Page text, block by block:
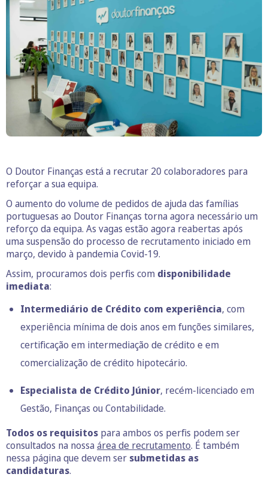
O Doutor Finanças está a recrutar 20 colaboradores para
reforçar a sua equipa.
O aumento do volume de pedidos de ajuda das famílias
portuguesas ao Doutor Finanças torna agora necessário um
reforço da equipa. As vagas estão agora reabertas após
uma suspensão do processo de recrutamento iniciado em
março, devido à pandemia Covid-19.
Assim, procuramos dois perfis com disponibilidade
imediata:
Intermediário de Crédito com experiência, com
experiência mínima de dois anos em funções similares,
certificação em intermediação de crédito e em
comercialização de crédito hipotecário.
Especialista de Crédito Júnior, recém-licenciado em
Gestão, Finanças ou Contabilidade.
Todos os requisitos para ambos os perfis podem ser
consultados na nossa área de recrutamento. É também
nessa página que devem ser submetidas as
candidaturas.